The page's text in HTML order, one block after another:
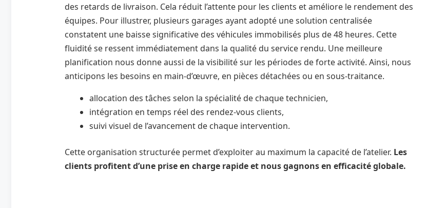
des retards de livraison. Cela réduit l’attente pour les clients et améliore le rendement des
équipes. Pour illustrer, plusieurs garages ayant adopté une solution centralisée
constatent une baisse significative des véhicules immobilisés plus de 48 heures. Cette
fluidité se ressent immédiatement dans la qualité du service rendu. Une meilleure
planification nous donne aussi de la visibilité sur les périodes de forte activité. Ainsi, nous
anticipons les besoins en main-d’œuvre, en pièces détachées ou en sous-traitance.
allocation des tâches selon la spécialité de chaque technicien,
intégration en temps réel des rendez-vous clients,
suivi visuel de l’avancement de chaque intervention.
Cette organisation structurée permet d’exploiter au maximum la capacité de l’atelier. Les
clients profitent d’une prise en charge rapide et nous gagnons en efficacité globale.